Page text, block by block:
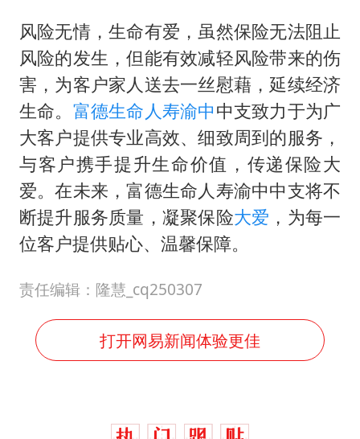
风险无情，生命有爱，虽然保险无法阻止
风险的发生，但能有效减轻风险带来的伤
害，为客户家人送去一丝慰藉，延续经济
生命。 富德生命人寿渝中中支致力于为广
大客户提供专业高效、细致周到的服务，
与客户携手提升生命价值，传递保险大
爱。在未来，富德生命人寿渝中中支将不
断提升服务质量，凝聚保险大爱 ，为每一
位客户提供贴心、温馨保障。
责任编辑：隆慧_cq250307
打开网易新闻体验更佳